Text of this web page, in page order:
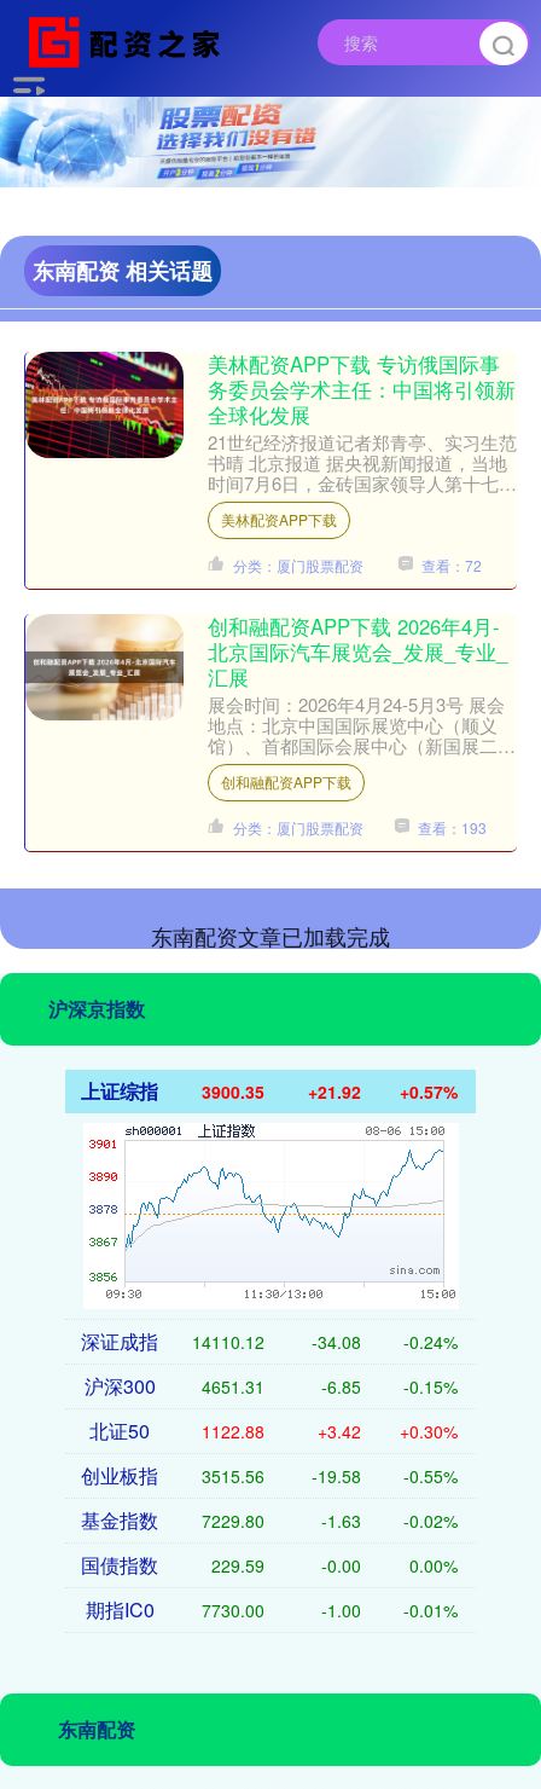
东南配资 相关话题
美林配资APP下载 专访俄国际事
务委员会学术主任：中国将引领新
全球化发展
21世纪经济报道记者郑青亭、实习生范
书晴 北京报道 据央视新闻报道，当地
时间7月6日，金砖国家领导人第十七次
会晤发表里约热内卢宣言，主题为“加
强全球南方合作，推....
美林配资APP下载
分类：厦门股票配资 查看：72
创和融配资APP下载 2026年4月-
北京国际汽车展览会_发展_专业_
汇展
展会时间：2026年4月24-5月3号 展会
地点：北京中国国际展览中心（顺义
馆）、首都国际会展中心（新国展二
期） 组展单位：杭州德瑞汇展服务有
限公司 展会简介：....
创和融配资APP下载
分类：厦门股票配资 查看：193
东南配资文章已加载完成
沪深京指数
上证综指 3900.35 +21.92 +0.57%
深证成指 14110.12 -34.08 -0.24%
沪深300 4651.31 -6.85 -0.15%
北证50 1122.88 +3.42 +0.30%
创业板指 3515.56 -19.58 -0.55%
基金指数 7229.80 -1.63 -0.02%
国债指数 229.59 -0.00 0.00%
期指IC0 7730.00 -1.00 -0.01%
东南配资